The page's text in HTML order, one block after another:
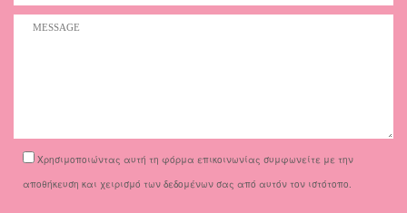
Χρησιμοποιώντας αυτή τη φόρμα επικοινωνίας συμφωνείτε με την
αποθήκευση και χειρισμό των δεδομένων σας από αυτόν τον ιστότοπο.